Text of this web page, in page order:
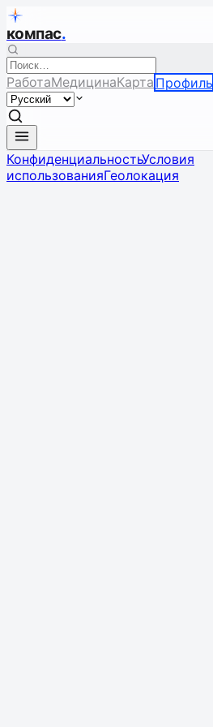
компас.
РаботаМедицинаКарта Профиль
КонфиденциальностьУсловия
использованияГеолокация